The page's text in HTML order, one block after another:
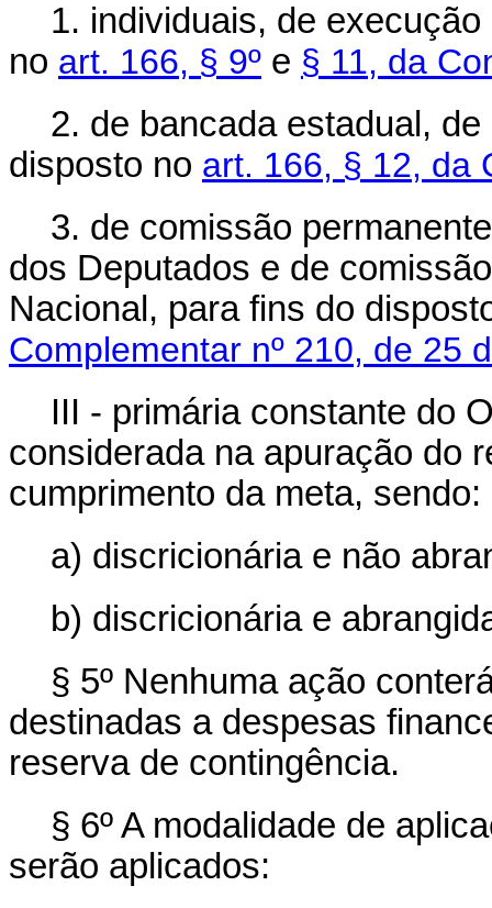
1. individuais, de
no art. 166, § 9º e § 11, da
2. de bancada estadual,
disposto no art. 166, § 12, da
3. de comissão
dos Deputados e de
Nacional, para fins do
Complementar nº 210, de 25
III - primária constante do
considerada na apuração do
cumprimento da meta, sendo:
a) discricionária e não
b) discricionária e
§ 5º Nenhuma ação
destinadas a despesas
reserva de contingência.
§ 6º A modalidade de
serão aplicados: